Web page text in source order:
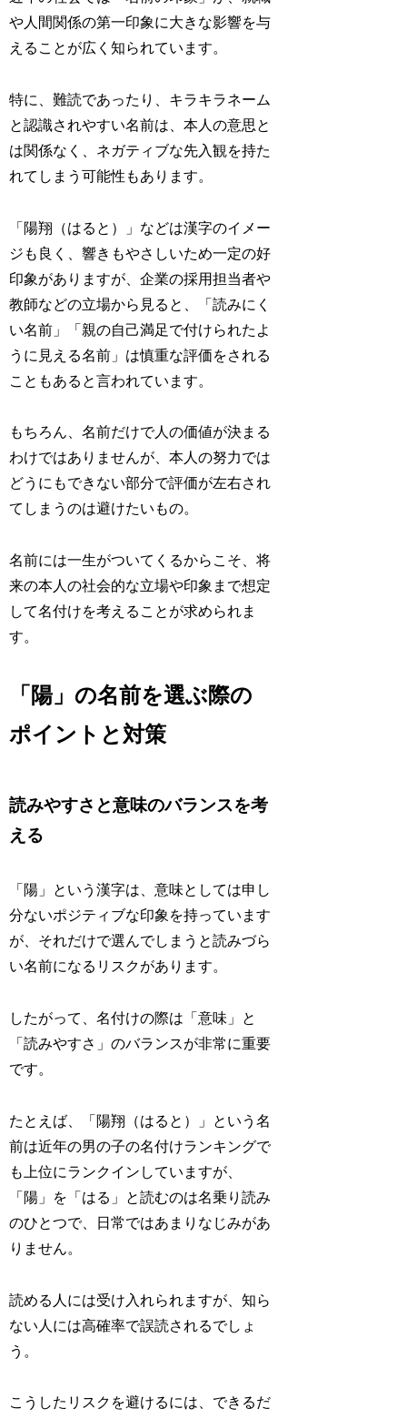
や人間関係の第一印象に大きな影響を与
えることが広く知られています。
特に、難読であったり、キラキラネーム
と認識されやすい名前は、本人の意思と
は関係なく、ネガティブな先入観を持た
れてしまう可能性もあります。
「陽翔（はると）」などは漢字のイメー
ジも良く、響きもやさしいため一定の好
印象がありますが、企業の採用担当者や
教師などの立場から見ると、「読みにく
い名前」「親の自己満足で付けられたよ
うに見える名前」は慎重な評価をされる
こともあると言われています。
もちろん、名前だけで人の価値が決まる
わけではありませんが、本人の努力では
どうにもできない部分で評価が左右され
てしまうのは避けたいもの。
名前には一生がついてくるからこそ、将
来の本人の社会的な立場や印象まで想定
して名付けを考えることが求められま
す。
「陽」の名前を選ぶ際の
ポイントと対策
読みやすさと意味のバランスを考
える
「陽」という漢字は、意味としては申し
分ないポジティブな印象を持っています
が、それだけで選んでしまうと読みづら
い名前になるリスクがあります。
したがって、名付けの際は「意味」と
「読みやすさ」のバランスが非常に重要
です。
たとえば、「陽翔（はると）」という名
前は近年の男の子の名付けランキングで
も上位にランクインしていますが、
「陽」を「はる」と読むのは名乗り読み
のひとつで、日常ではあまりなじみがあ
りません。
読める人には受け入れられますが、知ら
ない人には高確率で誤読されるでしょ
う。
こうしたリスクを避けるには、できるだ